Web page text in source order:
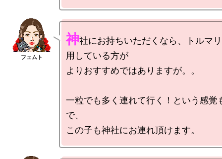
神社にお持ちいただくなら、トルマ
用している方が
よりおすすめではありますが。。
一粒でも多く連れて行く！という感覚
で、